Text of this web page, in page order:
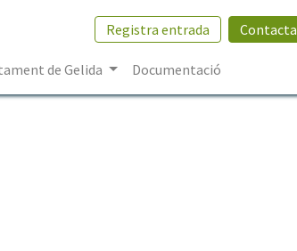
Registra entrada
de Gelida Documentació